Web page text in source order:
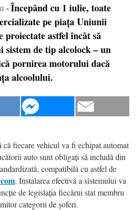
- Începând cu 1 iulie, toate
pe piața Uniunii
proiectate astfel încât să
de tip alcolock – un
pornirea motorului dacă
alcoolului.
fiecare vehicul va fi echipat automat
auto sunt obligați să includă din
compatibilă cu astfel de
. Instalarea efectivă a sistemului va
de legislația fiecărui stat membru
categorii de șoferi.